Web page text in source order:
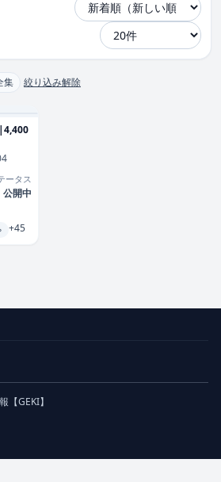
集 絞り込み解除
ータス
公開中
+45
GEKI】